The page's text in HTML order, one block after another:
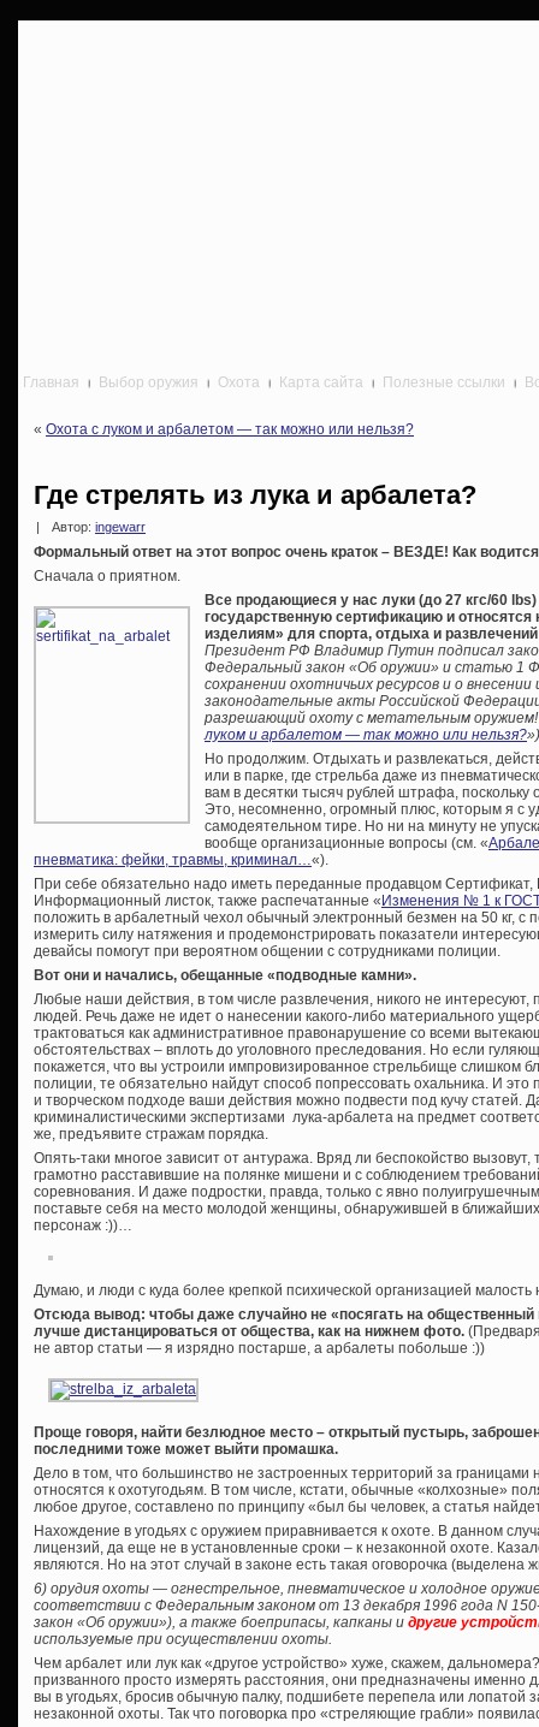
Главная Выбор оружия Охота Карта сайта Полезные ссылки
« Охота с луком и арбалетом — так можно или нельзя?
Где стрелять из лука и арбалета?
| Автор: ingewarr
Формальный ответ на этот вопрос очень краток – ВЕЗДЕ! Как
Сначала о приятном.
Все продающиеся у нас луки (до 27 кгс/60
государственную сертификацию и
изделиям» для спорта, отдыха и
Президент РФ Владимир Путин подписал
Федеральный закон «Об оружии» и статью 1
сохранении охотничьих ресурсов и о
законодательные акты Российской
разрешающий охоту с метательным
луком и арбалетом — так можно или нельзя?
Но продолжим. Отдыхать и развлекаться,
или в парке, где стрельба даже из
вам в десятки тысяч рублей штрафа,
Это, несомненно, огромный плюс, которым я с
самодеятельном тире. Но ни на минуту не
вообще организационные вопросы (см. «
пневматика: фейки, травмы, криминал… «).
При себе обязательно надо иметь переданные продавцом
Информационный листок, также распечатанные «Изменения № 1 к
положить в арбалетный чехол обычный электронный безмен на 50 кг,
измерить силу натяжения и продемонстрировать показатели
девайсы помогут при вероятном общении с сотрудниками полиции.
Вот они и начались, обещанные «подводные камни».
Любые наши действия, в том числе развлечения, никого не интересуют,
людей. Речь даже не идет о нанесении какого-либо материального
трактоваться как административное правонарушение со всеми
обстоятельствах – вплоть до уголовного преследования. Но если
покажется, что вы устроили импровизированное стрельбище слишком
полиции, те обязательно найдут способ попрессовать охальника. И
и творческом подходе ваши действия можно подвести под кучу статей.
криминалистическими экспертизами лука-арбалета на предмет
же, предъявите стражам порядка.
Опять-таки многое зависит от антуража. Вряд ли беспокойство вызовут,
грамотно расставившие на полянке мишени и с соблюдением
соревнования. И даже подростки, правда, только с явно
поставьте себя на место молодой женщины, обнаружившей в ближайших
персонаж :))…
Думаю, и люди с куда более крепкой психической организацией малость
Отсюда вывод: чтобы даже случайно не «посягать на общественный
лучше дистанцироваться от общества, как на нижнем фото.
не автор статьи — я изрядно постарше, а арбалеты побольше :))
Проще говоря, найти безлюдное место – открытый пустырь,
последними тоже может выйти промашка.
Дело в том, что большинство не застроенных территорий за границами
относятся к охотугодьям. В том числе, кстати, обычные «колхозные»
любое другое, составлено по принципу «был бы человек, а статья
Нахождение в угодьях с оружием приравнивается к охоте. В данном
лицензий, да еще не в установленные сроки – к незаконной охоте.
являются. Но на этот случай в законе есть такая оговорочка (выделена
6) орудия охоты — огнестрельное, пневматическое и холодное
соответствии с Федеральным законом от 13 декабря 1996 года N
закон «Об оружии»), а также боеприпасы, капканы и другие
используемые при осуществлении охоты.
Чем арбалет или лук как «другое устройство» хуже, скажем,
призванного просто измерять расстояния, они предназначены именно
вы в угодьях, бросив обычную палку, подшибете перепела или лопатой
незаконной охоты. Так что поговорка про «стреляющие грабли»